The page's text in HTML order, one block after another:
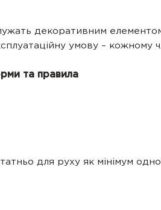
декоративним
умову – кожному
та правила
для руху як мінімум